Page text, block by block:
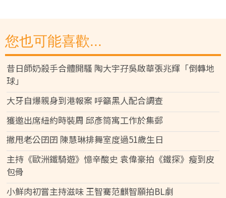
您也可能喜歡...
昔日師奶殺手合體開騷 陶大宇孖吳啟華張兆輝「倒轉地
球」
大牙自爆親身到港報案 呼籲黑人配合調查
獲邀出席紐約時裝周 邱彥筒寓工作於集郵
撇甩老公囝囝 陳慧琳排舞室度過51歲生日
主持《歐洲鐵騎遊》憶辛酸史 袁偉豪拍《鐵探》瘦到皮
包骨
小鮮肉初嘗主持滋味 王智騫范麒智願拍BL劇